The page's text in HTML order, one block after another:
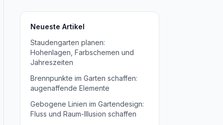
Neueste Artikel
Staudengarten planen:
Hohenlagen, Farbschemen und
Jahreszeiten
Brennpunkte im Garten schaffen:
augenaffende Elemente
Gebogene Linien im Gartendesign:
Fluss und Raum-Illusion schaffen